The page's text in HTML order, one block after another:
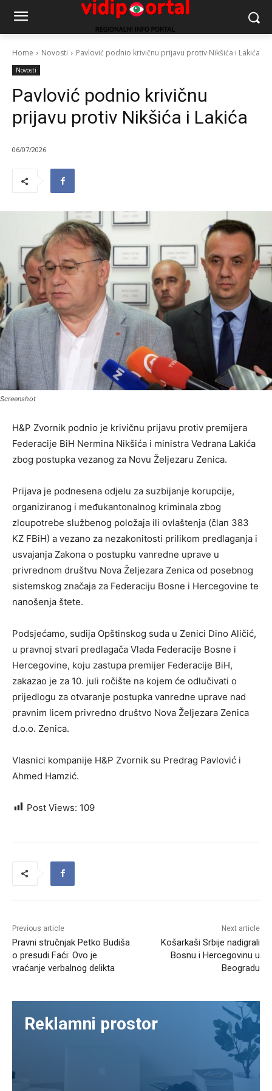
Home Novosti Pavlović podnio krivičnu prijavu protiv Nikšića i Lakića
Novosti
Pavlović podnio krivičnu
prijavu protiv Nikšića i Lakića
06/07/2026
Screenshot
H&P Zvornik podnio je krivičnu prijavu protiv premijera
Federacije BiH Nermina Nikšića i ministra Vedrana Lakića
zbog postupka vezanog za Novu Željezaru Zenica.
Prijava je podnesena odjelu za suzbijanje korupcije,
organiziranog i međukantonalnog kriminala zbog
zloupotrebe službenog položaja ili ovlaštenja (član 383
KZ FBiH) a vezano za nezakonitosti prilikom predlaganja i
usvajanja Zakona o postupku vanredne uprave u
privrednom društvu Nova Željezara Zenica od posebnog
sistemskog značaja za Federaciju Bosne i Hercegovine te
nanošenja štete.
Podsjećamo, sudija Opštinskog suda u Zenici Dino Aličić,
u pravnoj stvari predlagača Vlada Federacije Bosne i
Hercegovine, koju zastupa premijer Federacije BiH,
zakazao je za 10. juli ročište na kojem će odlučivati o
prijedlogu za otvaranje postupka vanredne uprave nad
pravnim licem privredno društvo Nova Željezara Zenica
d.o.o. Zenica.
Vlasnici kompanije H&P Zvornik su Predrag Pavlović i
Ahmed Hamzić.
Post Views: 109
Previous article
Pravni stručnjak Petko Budiša
o presudi Faći: Ovo je
vraćanje verbalnog delikta
Next article
Košarkaši Srbije nadigrali
Bosnu i Hercegovinu u
Beogradu
Reklamni prostor